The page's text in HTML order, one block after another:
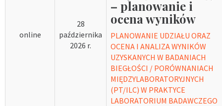
online
28
października
2026 r.
– planowanie i
ocena wyników
PLANOWANIE UDZIAŁU ORAZ
OCENA I ANALIZA WYNIKÓW
UZYSKANYCH W BADANIACH
BIEGŁOŚCI / PORÓWNANIACH
MIĘDZYLABORATORYJNYCH
(PT/ILC) W PRAKTYCE
LABORATORIUM BADAWCZEGO